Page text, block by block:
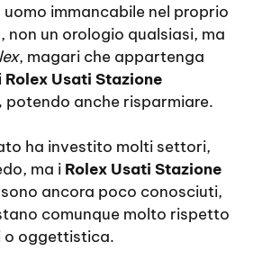
immancabile nel proprio
non un orologio qualsiasi, ma
, magari che appartenga
Rolex Usati Stazione
potendo anche risparmiare.
ha investito molti settori,
ma i Rolex Usati Stazione
sono ancora poco conosciuti,
comunque molto rispetto
o oggettistica.